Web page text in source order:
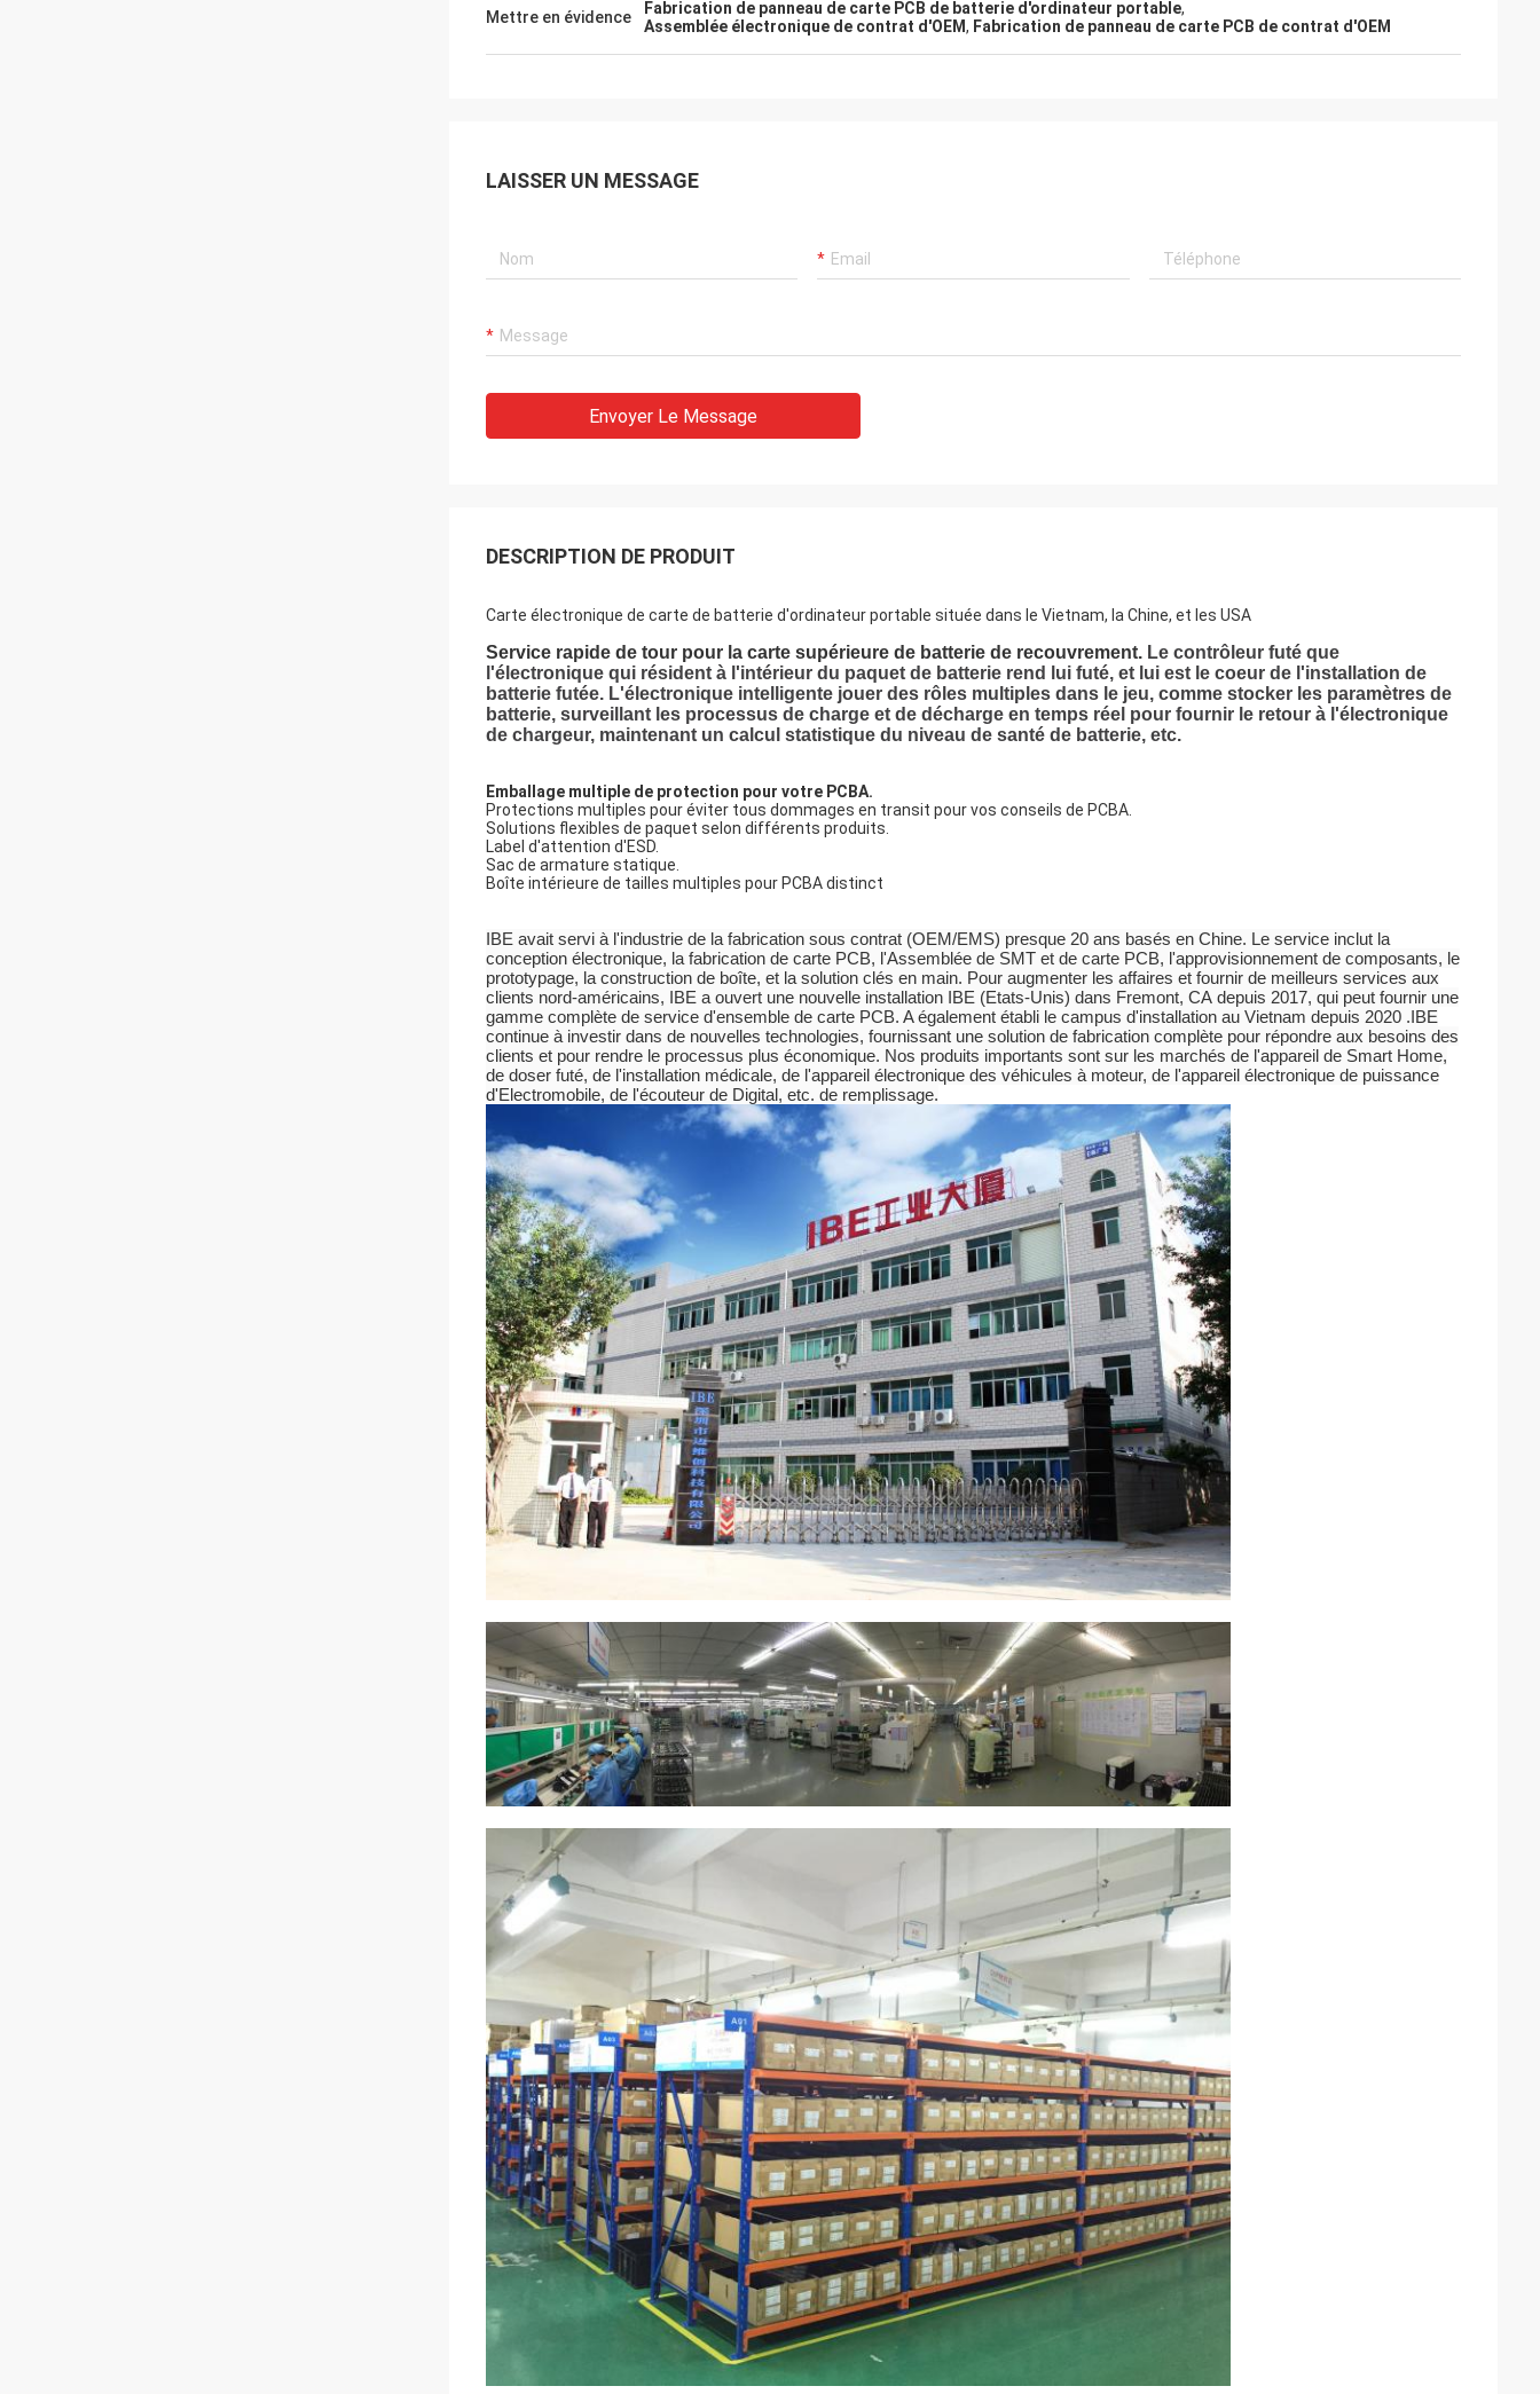
Mettre en évidence Fabrication de panneau de carte PCB de batterie d'ordinateur portable,
Assemblée électronique de contrat d'OEM, Fabrication de panneau de carte PCB de contrat d'OEM
LAISSER UN MESSAGE
Envoyer Le Message
DESCRIPTION DE PRODUIT
Carte électronique de carte de batterie d'ordinateur portable située dans le Vietnam, la Chine, et les USA
Service rapide de tour pour la carte supérieure de batterie de recouvrement. Le contrôleur futé que
l'électronique qui résident à l'intérieur du paquet de batterie rend lui futé, et lui est le coeur de l'installation de
batterie futée. L'électronique intelligente jouer des rôles multiples dans le jeu, comme stocker les paramètres de
batterie, surveillant les processus de charge et de décharge en temps réel pour fournir le retour à l'électronique
de chargeur, maintenant un calcul statistique du niveau de santé de batterie, etc.
Emballage multiple de protection pour votre PCBA.
Protections multiples pour éviter tous dommages en transit pour vos conseils de PCBA.
Solutions flexibles de paquet selon différents produits.
Label d'attention d'ESD.
Sac de armature statique.
Boîte intérieure de tailles multiples pour PCBA distinct
IBE avait servi à l'industrie de la fabrication sous contrat (OEM/EMS) presque 20 ans basés en Chine. Le service inclut la
conception électronique, la fabrication de carte PCB, l'Assemblée de SMT et de carte PCB, l'approvisionnement de composants, le
prototypage, la construction de boîte, et la solution clés en main. Pour augmenter les affaires et fournir de meilleurs services aux
clients nord-américains, IBE a ouvert une nouvelle installation IBE (Etats-Unis) dans Fremont, CA depuis 2017, qui peut fournir une
gamme complète de service d'ensemble de carte PCB. A également établi le campus d'installation au Vietnam depuis 2020 .IBE
continue à investir dans de nouvelles technologies, fournissant une solution de fabrication complète pour répondre aux besoins des
clients et pour rendre le processus plus économique. Nos produits importants sont sur les marchés de l'appareil de Smart Home,
de doser futé, de l'installation médicale, de l'appareil électronique des véhicules à moteur, de l'appareil électronique de puissance
d'Electromobile, de l'écouteur de Digital, etc. de remplissage.